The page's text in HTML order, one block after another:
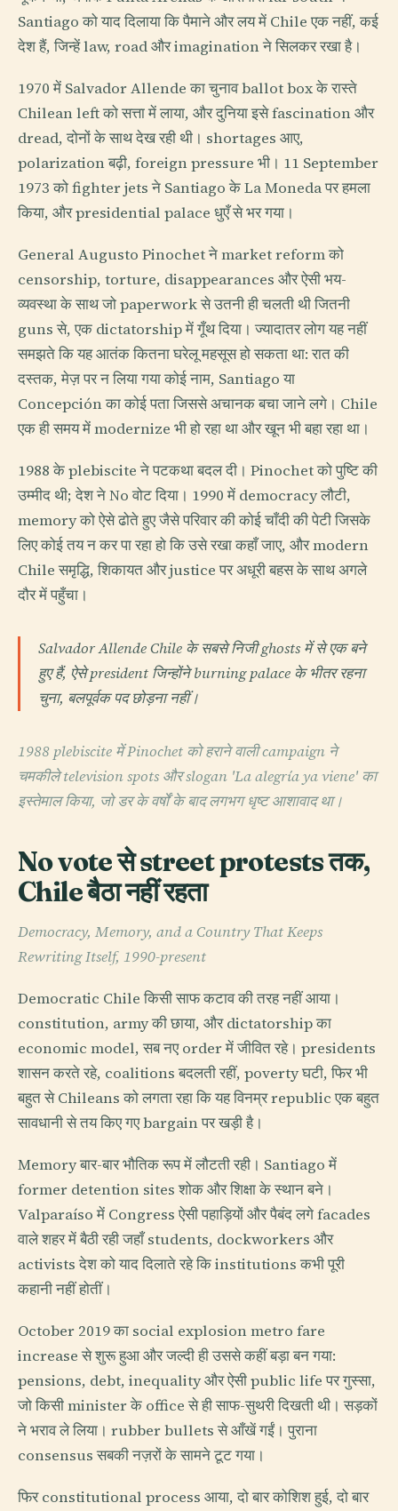
Santiago को याद दिलाया कि पैमाने और लय में Chile एक नहीं, कई
देश हैं, जिन्हें law, road और imagination ने सिलकर रखा है।
1970 में Salvador Allende का चुनाव ballot box के रास्ते
Chilean left को सत्ता में लाया, और दुनिया इसे fascination और
dread, दोनों के साथ देख रही थी। shortages आए,
polarization बढ़ी, foreign pressure भी। 11 September
1973 को fighter jets ने Santiago के La Moneda पर हमला
किया, और presidential palace धुएँ से भर गया।
General Augusto Pinochet ने market reform को
censorship, torture, disappearances और ऐसी भय-
व्यवस्था के साथ जो paperwork से उतनी ही चलती थी जितनी
guns से, एक dictatorship में गूँथ दिया। ज्यादातर लोग यह नहीं
समझते कि यह आतंक कितना घरेलू महसूस हो सकता था: रात की
दस्तक, मेज़ पर न लिया गया कोई नाम, Santiago या
Concepción का कोई पता जिससे अचानक बचा जाने लगे। Chile
एक ही समय में modernize भी हो रहा था और खून भी बहा रहा था।
1988 के plebiscite ने पटकथा बदल दी। Pinochet को पुष्टि की
उम्मीद थी; देश ने No वोट दिया। 1990 में democracy लौटी,
memory को ऐसे ढोते हुए जैसे परिवार की कोई चाँदी की पेटी जिसके
लिए कोई तय न कर पा रहा हो कि उसे रखा कहाँ जाए, और modern
Chile समृद्धि, शिकायत और justice पर अधूरी बहस के साथ अगले
दौर में पहुँचा।
Salvador Allende Chile के सबसे निजी ghosts में से एक बने
हुए हैं, ऐसे president जिन्होंने burning palace के भीतर रहना
चुना, बलपूर्वक पद छोड़ना नहीं।
1988 plebiscite में Pinochet को हराने वाली campaign ने
चमकीले television spots और slogan 'La alegría ya viene' का
इस्तेमाल किया, जो डर के वर्षों के बाद लगभग धृष्ट आशावाद था।
No vote से street protests तक,
Chile बैठा नहीं रहता
Democracy, Memory, and a Country That Keeps
Rewriting Itself, 1990-present
Democratic Chile किसी साफ कटाव की तरह नहीं आया।
constitution, army की छाया, और dictatorship का
economic model, सब नए order में जीवित रहे। presidents
शासन करते रहे, coalitions बदलती रहीं, poverty घटी, फिर भी
बहुत से Chileans को लगता रहा कि यह विनम्र republic एक बहुत
सावधानी से तय किए गए bargain पर खड़ी है।
Memory बार-बार भौतिक रूप में लौटती रही। Santiago में
former detention sites शोक और शिक्षा के स्थान बने।
Valparaíso में Congress ऐसी पहाड़ियों और पैबंद लगे facades
वाले शहर में बैठी रही जहाँ students, dockworkers और
activists देश को याद दिलाते रहे कि institutions कभी पूरी
कहानी नहीं होतीं।
October 2019 का social explosion metro fare
increase से शुरू हुआ और जल्दी ही उससे कहीं बड़ा बन गया:
pensions, debt, inequality और ऐसी public life पर गुस्सा,
जो किसी minister के office से ही साफ-सुथरी दिखती थी। सड़कों
ने भराव ले लिया। rubber bullets से आँखें गईं। पुराना
consensus सबकी नज़रों के सामने टूट गया।
फिर constitutional process आया, दो बार कोशिश हुई, दो बार